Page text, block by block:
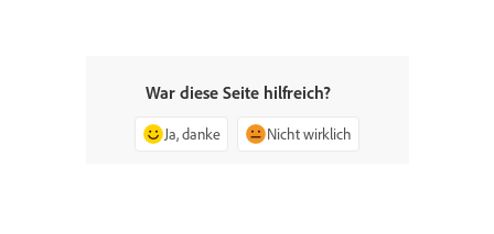
War diese Seite hilfreich?
Ja, danke Nicht wirklich